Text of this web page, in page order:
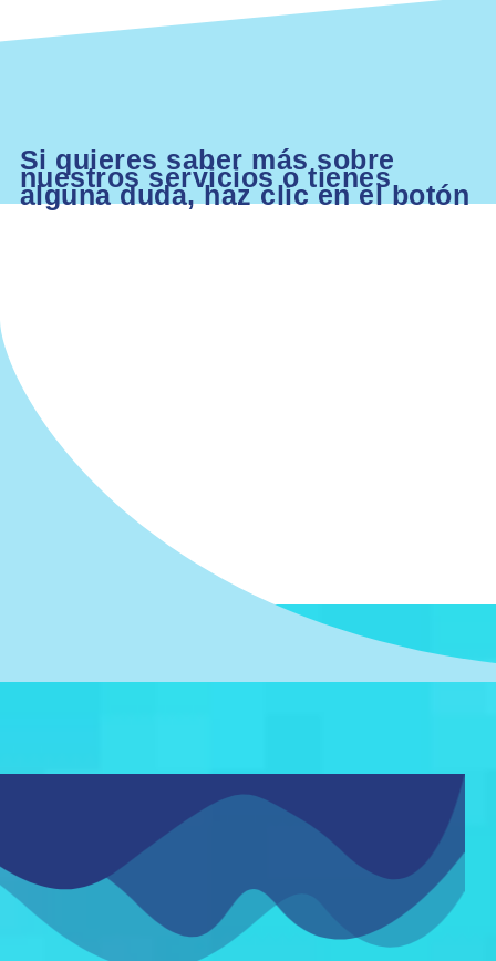
Si quieres saber más sobre
nuestros servicios o tienes
alguna duda, haz clic en el botón